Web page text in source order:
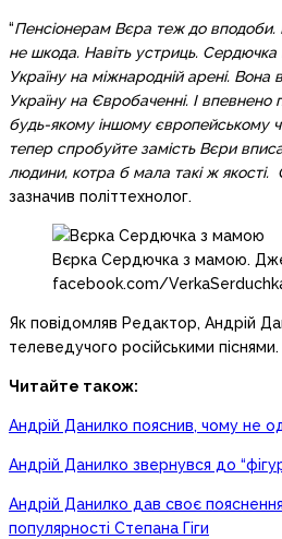
“Пенсіонерам Вєра теж до вподоби.
не шкода. Навіть устриць. Сердючка
Україну на міжнародній арені.
Україну на Євробаченні. І впевнено
будь-якому іншому європейському
тепер спробуйте замість Вєри
людини, котра б мала такі ж
зазначив політтехнолог.
Вєрка Сердючка з мамою.
facebook.com/
Як повідомляв Редактор, Андрій
телеведучого російськими піснями.
Читайте також:
Андрій Данилко пояснив, чому не
Андрій Данилко звернувся до
Андрій Данилко дав своє
популярності Степана Гіги